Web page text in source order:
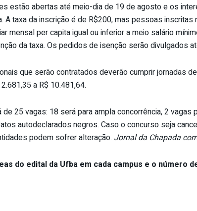
estão abertas até meio-dia de 19 de agosto e os
A taxa da inscrição é de R$200, mas pessoas
mensal per capita igual ou inferior a meio salário
da taxa. Os pedidos de isenção serão divulgados
que serão contratados deverão cumprir jornadas
a R$ 10.481,64.
de 25 vagas: 18 será para ampla concorrência, 2
autodeclarados negros. Caso o concurso seja
podem sofrer alteração. Jornal da Chapada
do edital da Ufba em cada campus e o número